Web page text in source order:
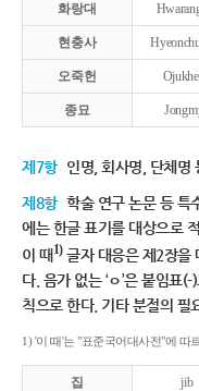
화랑대
현충사
오죽헌
종묘
제7항 인명, 회사명, 단체명
제8항 학술 연구 논문 등 특
에는 한글 표기를 대상으로
이 때1)글자 대응은 제2장을
다. 음가 없는 ‘ㅇ’은 붙임표
칙으로 한다. 기타 분절의 필
1) '이 때'는 "표준국어대사전"에 따
집 jib